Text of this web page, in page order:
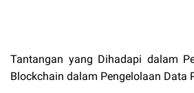
Tantangan yang Dihadapi dalam
Blockchain dalam Pengelolaan Data